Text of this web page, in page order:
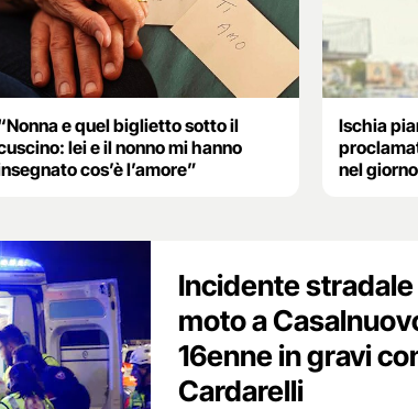
e quel biglietto sotto il
lei e il nonno mi hanno
cos’è l’amore”
Ischia
nel
Incidente
moto a
16enne in gravi
Cardarelli